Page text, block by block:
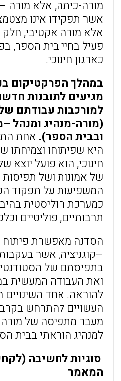
מורה-כיתה, אלא מורה
אשר תפקידו אינו
אלא מורה אקטיבי, חלק
פעיל בחיי בית הספר,
כארגון חינוכי.
במהלך הפרקטיקום
מגיעים לתובנות
למורכבות עבודתם
(מורה-מנהיג ומנהל
ובבית הספר). אחת
היא שפיתוחו וצמיחתו
חינוכי, הוא פועל
של אמונות ושל תפיסות
המשפיעות על תפקוד
כמערכת הוליסטית
תרבותיים, פוליטיים
הסדנה מאפשרת פיתוח
–קוגניציה, אשר
בתפיסתם של
ואת העבודה המעשית
להוראה. אחד השינויים
העשויים להתרחש
מעבר מתפיסה של מורה
למנהיג הוראתי בבית
סוגיות לחשיבה
המאמר